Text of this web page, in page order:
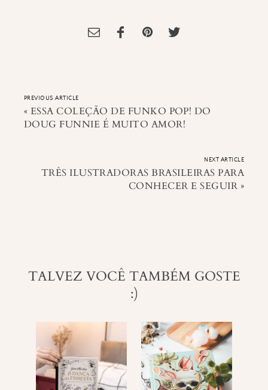
PREVIOUS ARTICLE
« ESSA COLEÇÃO DE FUNKO POP! DO
DOUG FUNNIE É MUITO AMOR!
NEXT ARTICLE
TRÊS ILUSTRADORAS BRASILEIRAS PARA
CONHECER E SEGUIR »
TALVEZ VOCÊ TAMBÉM GOSTE
:)